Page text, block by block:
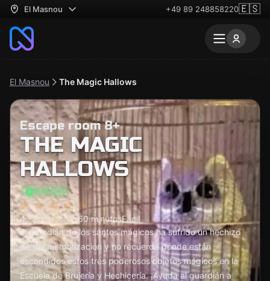
El Masnou +49 89 248858220🇪🇸
El Masnou The Magic Hallows
Escape room 8+
THE MAGIC
HALLOWS
Verificado
4 - 8 personas60 minutosFácil
El guardián de los santos mágicos ha sufrido un hechizo
de desmemorización y no recuerda dónde están
escondidos estos tres poderosos objetos mágicos en la
Escuela de Brujería y Hechicería. ¡Ayuda al guardián a